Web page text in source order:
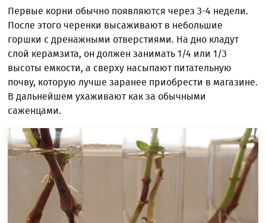
Первые корни обычно появляются через 3-4 недели.
После этого черенки высаживают в небольшие
горшки с дренажными отверстиями. На дно кладут
слой керамзита, он должен занимать 1/4 или 1/3
высоты емкости, а сверху насыпают питательную
почву, которую лучше заранее приобрести в магазине.
В дальнейшем ухаживают как за обычными
саженцами.